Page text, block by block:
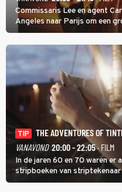
Commissaris Lee en agent
Angeles naar Parijs om een
hand aan te pakken.
TIP
THE ADVENTURES OF
VANAVOND 20:00 - 22:05· FILM
In de jaren 60 en 70 waren er
stripboeken van
meer tot leven in The